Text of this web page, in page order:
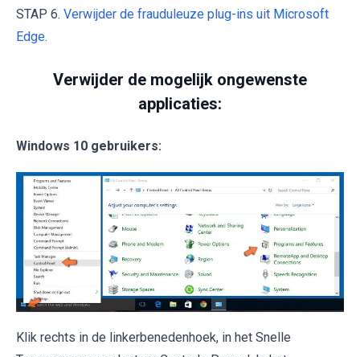
STAP 6. Verwijder de frauduleuze plug-ins uit Microsoft
Edge.
Verwijder de mogelijk ongewenste
applicaties:
Windows 10 gebruikers:
Klik rechts in de linkerbenedenhoek, in het Snelle